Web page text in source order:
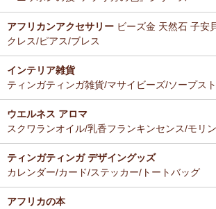
アフリカンアクセサリー ビーズ金 天然石 子安
クレス/ピアス/ブレス
インテリア雑貨
ティンガティンガ雑貨/マサイビーズ/ソープス
ウエルネス アロマ
スクワランオイル/乳香フランキンセンス/モリ
ティンガティンガ デザイングッズ
カレンダー/カード/ステッカー/トートバッグ
アフリカの本